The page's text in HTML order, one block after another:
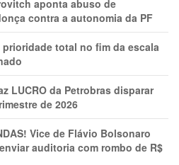
aponta abuso de
contra a autonomia da PF
total no fim da escala
LUCRO da Petrobras disparar
de 2026
Vice de Flávio Bolsonaro
auditoria com rombo de R$